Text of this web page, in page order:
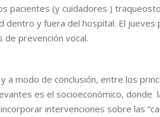
pacientes (y cuidadores )
dentro y fuera del hospital. El
de prevención vocal.
a modo de conclusión, entre los
es el socioeconómico,
intervenciones sobre las